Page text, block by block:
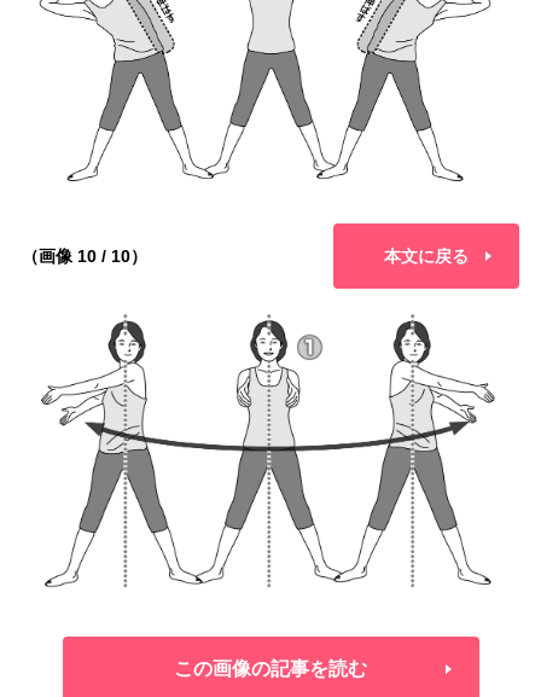
（画像 10 / 10） 本文に戻る
この画像の記事を読む